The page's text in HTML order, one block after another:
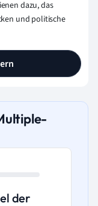
dazu, das
und politische
der